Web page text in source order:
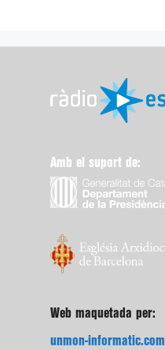
Amb el suport de:
Web maquetada per:
unmon-informatic.com